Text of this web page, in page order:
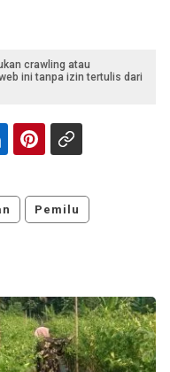
crawling atau
ini tanpa izin tertulis dari
Pemilu